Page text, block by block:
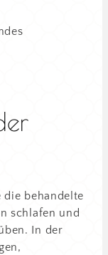
die behandelte
schlafen und
In der